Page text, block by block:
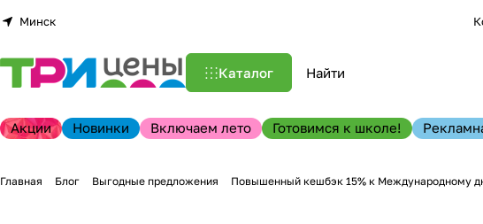
Минск
Каталог
Акции Новинки Включаем лето Готовимся к школе!
Главная Блог Выгодные предложения Повышенный кешбэк 15% к Международному